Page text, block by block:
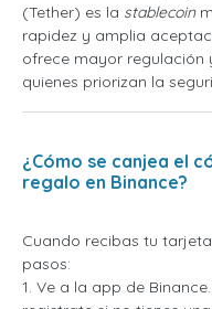
(Tether) es la stablecoin
rapidez y amplia
ofrece mayor regulación
quienes priorizan la
¿Cómo se canjea el
regalo en Binance?
Cuando recibas tu
pasos:
1. Ve a la app de